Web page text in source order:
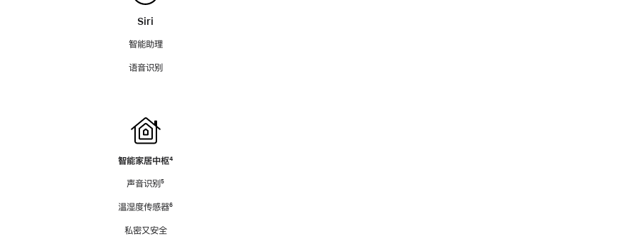
Siri
智能助理
语音识别
智能家居中枢脚
⁴
声音识别脚
⁵
温湿度传感器脚
⁶
私密又安全